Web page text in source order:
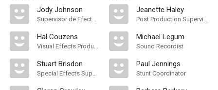
Jody Johnson
Supervisor de Efectos Visuales
Hal Couzens
Visual Effects Producer
Stuart Brisdon
Special Effects Supervisor
Jeanette Haley
Post Production Supervisor
Michael Legum
Sound Recordist
Paul Jennings
Stunt Coordinator